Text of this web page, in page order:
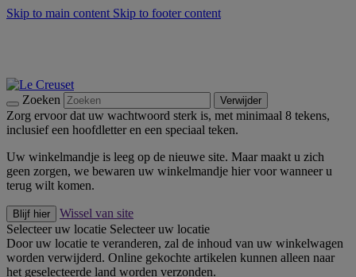
Skip to main content Skip to footer content
Zoeken Verwijder
Zorg ervoor dat uw wachtwoord sterk is, met minimaal 8 tekens,
inclusief een hoofdletter en een speciaal teken.
Uw winkelmandje is leeg op de nieuwe site. Maar maakt u zich
geen zorgen, we bewaren uw winkelmandje hier voor wanneer u
terug wilt komen.
Blijf hier
Wissel van site
Selecteer uw locatie Selecteer uw locatie
Door uw locatie te veranderen, zal de inhoud van uw winkelwagen
worden verwijderd. Online gekochte artikelen kunnen alleen naar
het geselecteerde land worden verzonden.